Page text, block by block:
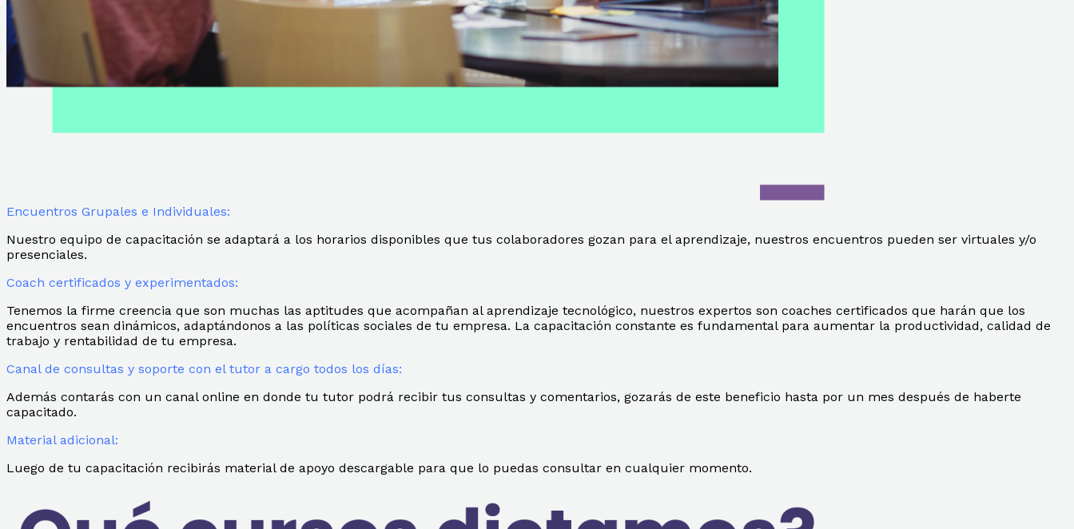
Encuentros Grupales e Individuales:
Nuestro equipo de capacitación se adaptará a los horarios disponibles que tus colaboradores gozan para el aprendizaje, nuestros encuentros pueden ser virtuales y/o
presenciales.
Coach certificados y experimentados:
Tenemos la firme creencia que son muchas las aptitudes que acompañan al aprendizaje tecnológico, nuestros expertos son coaches certificados que harán que los
encuentros sean dinámicos, adaptándonos a las políticas sociales de tu empresa. La capacitación constante es fundamental para aumentar la productividad, calidad de
trabajo y rentabilidad de tu empresa.
Canal de consultas y soporte con el tutor a cargo todos los días:
Además contarás con un canal online en donde tu tutor podrá recibir tus consultas y comentarios, gozarás de este beneficio hasta por un mes después de haberte
capacitado.
Material adicional:
Luego de tu capacitación recibirás material de apoyo descargable para que lo puedas consultar en cualquier momento.